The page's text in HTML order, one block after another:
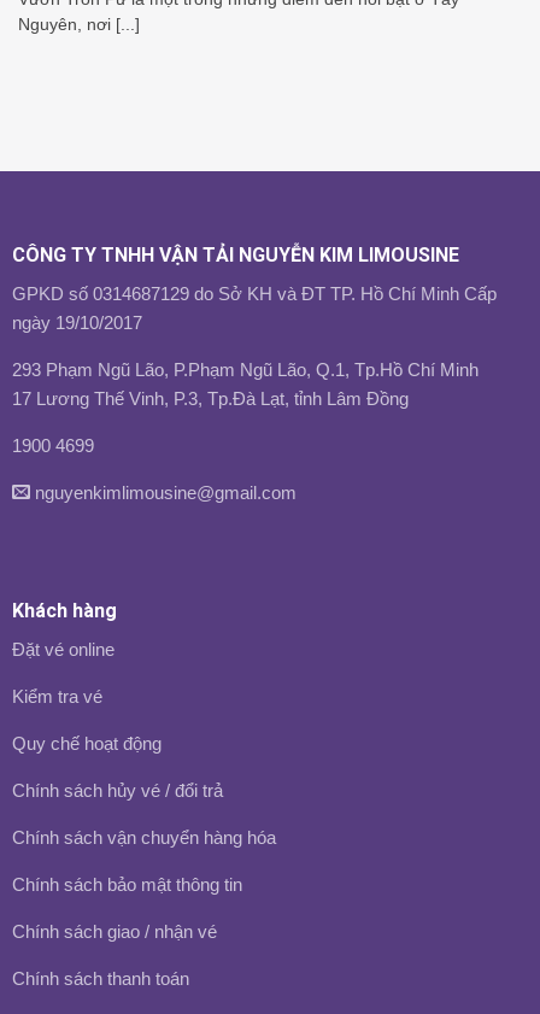
Nguyên, nơi [...]
CÔNG TY TNHH VẬN TẢI NGUYỄN KIM LIMOUSINE
GPKD số 0314687129 do Sở KH và ĐT TP. Hồ Chí Minh Cấp
ngày 19/10/2017
293 Phạm Ngũ Lão, P.Phạm Ngũ Lão, Q.1, Tp.Hồ Chí Minh
17 Lương Thế Vinh, P.3, Tp.Đà Lạt, tỉnh Lâm Đồng
1900 4699
nguyenkimlimousine@gmail.com
Khách hàng
Đặt vé online
Kiểm tra vé
Quy chế hoạt động
Chính sách hủy vé / đổi trả
Chính sách vận chuyển hàng hóa
Chính sách bảo mật thông tin
Chính sách giao / nhận vé
Chính sách thanh toán